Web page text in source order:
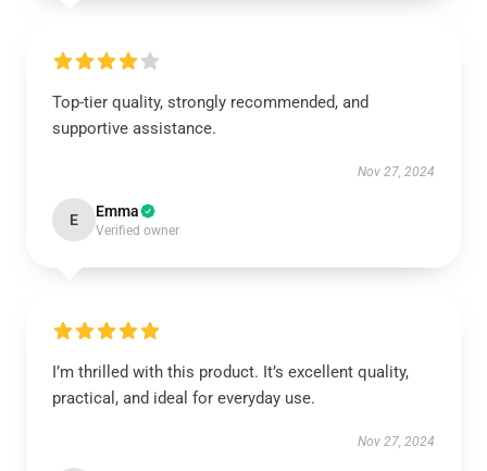
Top-tier quality, strongly recommended, and
supportive assistance.
Nov 27, 2024
E Emma
Verified owner
I’m thrilled with this product. It’s excellent quality,
practical, and ideal for everyday use.
Nov 27, 2024